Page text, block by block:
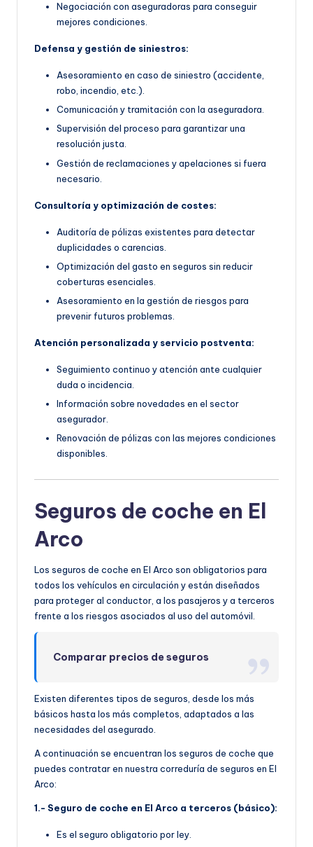
Negociación con aseguradoras para conseguir
mejores condiciones.
Defensa y gestión de siniestros:
Asesoramiento en caso de siniestro (accidente,
robo, incendio, etc.).
Comunicación y tramitación con la aseguradora.
Supervisión del proceso para garantizar una
resolución justa.
Gestión de reclamaciones y apelaciones si fuera
necesario.
Consultoría y optimización de costes:
Auditoría de pólizas existentes para detectar
duplicidades o carencias.
Optimización del gasto en seguros sin reducir
coberturas esenciales.
Asesoramiento en la gestión de riesgos para
prevenir futuros problemas.
Atención personalizada y servicio postventa:
Seguimiento continuo y atención ante cualquier
duda o incidencia.
Información sobre novedades en el sector
asegurador.
Renovación de pólizas con las mejores condiciones
disponibles.
Seguros de coche en El
Arco
Los seguros de coche en El Arco son obligatorios para
todos los vehículos en circulación y están diseñados
para proteger al conductor, a los pasajeros y a terceros
frente a los riesgos asociados al uso del automóvil.
Comparar precios de seguros
Existen diferentes tipos de seguros, desde los más
básicos hasta los más completos, adaptados a las
necesidades del asegurado.
A continuación se encuentran los seguros de coche que
puedes contratar en nuestra correduría de seguros en El
Arco:
1.- Seguro de coche en El Arco a terceros (básico):
Es el seguro obligatorio por ley.